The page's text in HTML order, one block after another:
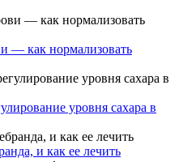
— как нормализовать
уровня сахара в
и как ее лечить